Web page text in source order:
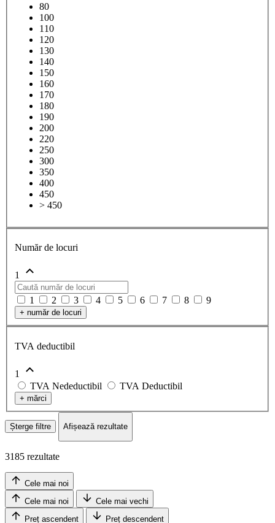
80
100
110
120
130
140
150
160
170
180
190
200
220
250
300
350
400
450
> 450
Număr de locuri
1
1 2 3 4 5 6 7 8 9
+ număr de locuri
TVA deductibil
1
TVA Nedeductibil
TVA Deductibil
+ mărci
Șterge filtre Afișează rezultate
3185 rezultate
Cele mai noi
Cele mai noi
Cele mai vechi
Preț ascendent
Preț descendent